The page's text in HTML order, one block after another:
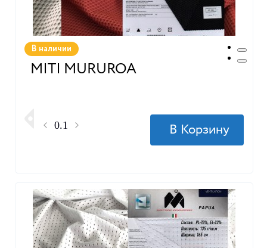
В наличии
MITI MURUROA